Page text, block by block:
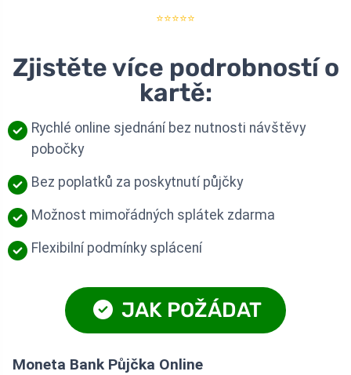
⭐⭐⭐⭐⭐
Zjistěte více podrobností o
kartě:
Rychlé online sjednání bez nutnosti návštěvy
pobočky
Bez poplatků za poskytnutí půjčky
Možnost mimořádných splátek zdarma
Flexibilní podmínky splácení
JAK POŽÁDAT
Moneta Bank Půjčka Online